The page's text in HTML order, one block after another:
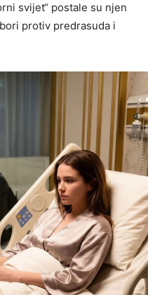
svijet“ postale su njen
protiv predrasuda i